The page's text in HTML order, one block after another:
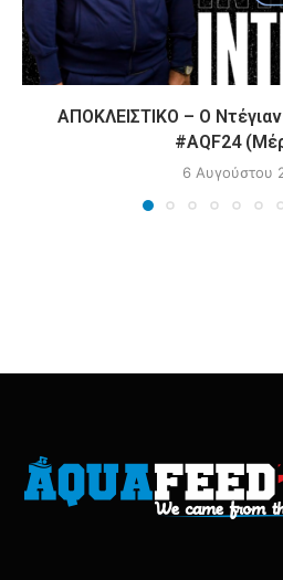
ΑΠΟΚΛΕΙΣΤΙΚΟ – Ο
#AQF24
6 Αυγούστου